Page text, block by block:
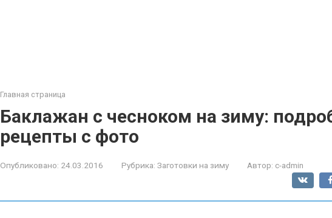
Главная страница
Баклажан с чесноком на зиму:
рецепты с фото
Опубликовано: 24.03.2016 Рубрика: Заготовки на зиму Автор: c-admin